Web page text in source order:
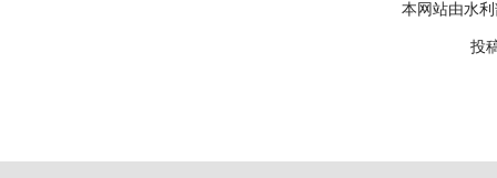
本网站由水
投